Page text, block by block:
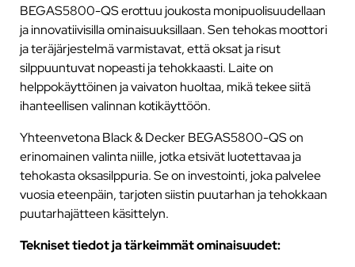
BEGAS5800-QS erottuu joukosta monipuolisuudellaan
ja innovatiivisilla ominaisuuksillaan. Sen tehokas moottori
ja teräjärjestelmä varmistavat, että oksat ja risut
silppuuntuvat nopeasti ja tehokkaasti. Laite on
helppokäyttöinen ja vaivaton huoltaa, mikä tekee siitä
ihanteellisen valinnan kotikäyttöön.
Yhteenvetona Black & Decker BEGAS5800-QS on
erinomainen valinta niille, jotka etsivät luotettavaa ja
tehokasta oksasilppuria. Se on investointi, joka palvelee
vuosia eteenpäin, tarjoten siistin puutarhan ja tehokkaan
puutarhajätteen käsittelyn.
Tekniset tiedot ja tärkeimmät ominaisuudet: